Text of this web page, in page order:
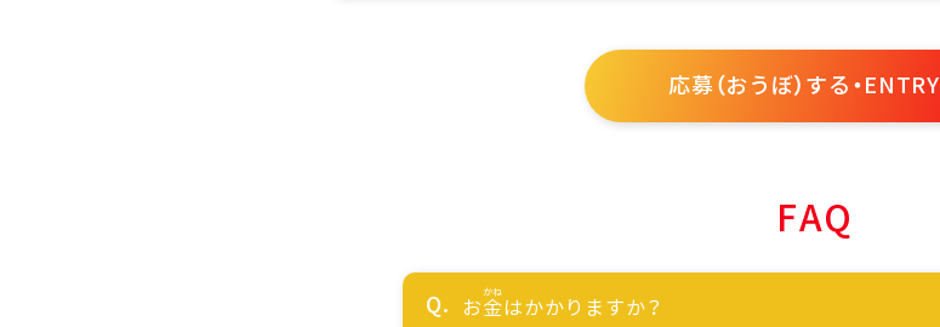
応募（おうぼ）する・ENTRY
FAQ
お金はかかりますか？